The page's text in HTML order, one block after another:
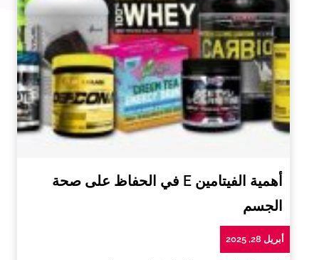
أهمية الفيتامين E في الحفاظ على صحة
الجسم
أبريل 28, 2025